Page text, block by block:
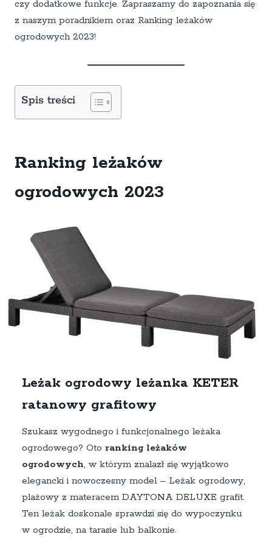
czy dodatkowe funkcje. Zapraszamy do zapoznania się
z naszym poradnikiem oraz Ranking leżaków
ogrodowych 2023!
Spis treści
Ranking leżaków
ogrodowych 2023
Leżak ogrodowy leżanka KETER
ratanowy grafitowy
Szukasz wygodnego i funkcjonalnego leżaka
ogrodowego? Oto ranking leżaków
ogrodowych, w którym znalazł się wyjątkowo
elegancki i nowoczesny model – Leżak ogrodowy,
plażowy z materacem DAYTONA DELUXE grafit.
Ten leżak doskonale sprawdzi się do wypoczynku
w ogrodzie, na tarasie lub balkonie.